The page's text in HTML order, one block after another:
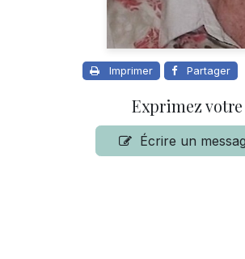
Imprimer Partager
Exprimez
Écrire un